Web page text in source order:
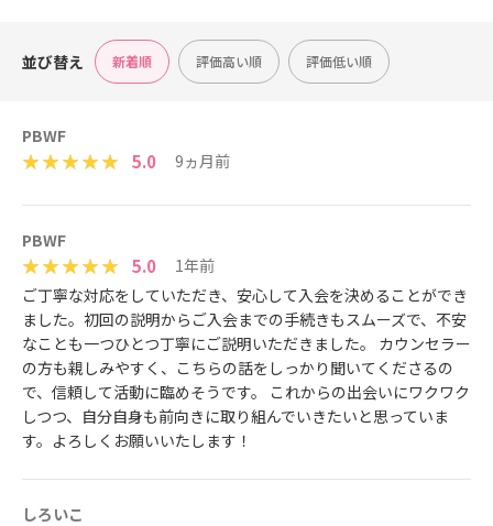
並び替え 新着順 評価高い順 評価低い順
PBWF
5.0 9ヵ月前
PBWF
5.0
1年前
ご丁寧な対応をしていただき、安心して入会を決めることができ
ました。初回の説明からご入会までの手続きもスムーズで、不安
なことも一つひとつ丁寧にご説明いただきました。 カウンセラー
の方も親しみやすく、こちらの話をしっかり聞いてくださるの
で、信頼して活動に臨めそうです。 これからの出会いにワクワク
しつつ、自分自身も前向きに取り組んでいきたいと思っていま
す。よろしくお願いいたします！
しろいこ